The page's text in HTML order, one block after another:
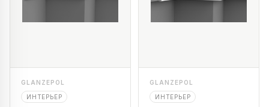
GLANZEPOL
ИНТЕРЬЕР
GLANZEPOL
ИНТЕРЬЕР